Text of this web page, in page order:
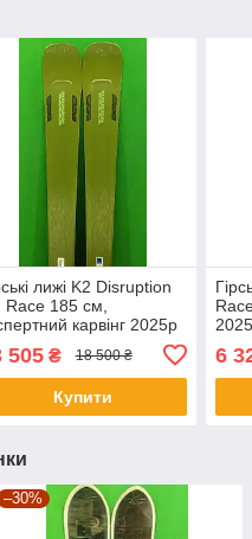
лижі K2 Disruption
Race 185 см,
карвінг 2025р
505₴ 18 500 ₴
Купити
6
–30%